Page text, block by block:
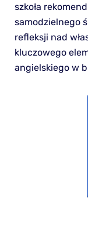
szkoła
samodzielnego
refleksji nad
kluczowego
angielskiego w